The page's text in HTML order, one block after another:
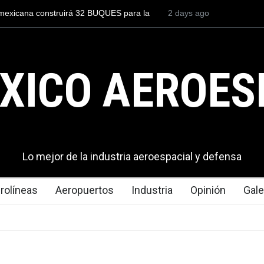
para volar los nuevos C-130J mexicanos
México se posiciona
del mundo, al superar
exportaciones en el
2 days ago
Lo mejor de la industria aeroespacial y defensa
Aeropuertos Industria Opinión